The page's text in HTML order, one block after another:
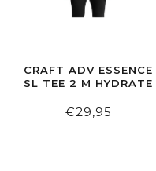
CRAFT ADV ESSENCE
SL TEE 2 M HYDRATE
€29,95